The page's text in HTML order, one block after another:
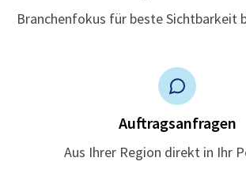
Branchenfokus für beste Sichtbarkeit
Auftragsanfragen
Aus Ihrer Region direkt in Ihr